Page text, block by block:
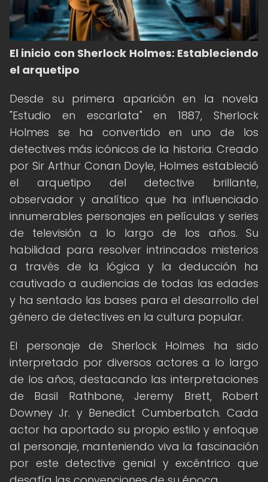
El inicio con Sherlock Holmes: Estableciendo
el arquetipo
Desde su primera aparición en la novela
"Estudio en escarlata" en 1887, Sherlock
Holmes se ha convertido en uno de los
detectives más icónicos de la historia. Creado
por Sir Arthur Conan Doyle, Holmes estableció
el arquetipo del detective brillante,
observador y analítico que ha influenciado
innumerables personajes en películas y series
de televisión a lo largo de los años. Su
habilidad para resolver intrincados misterios
a través de la lógica y la deducción ha
cautivado a audiencias de todas las edades
y ha sentado las bases para el desarrollo del
género de detectives en la cultura popular.
El personaje de Sherlock Holmes ha sido
interpretado por diversos actores a lo largo
de los años, destacando las interpretaciones
de Basil Rathbone, Jeremy Brett, Robert
Downey Jr. y Benedict Cumberbatch. Cada
actor ha aportado su propio estilo y enfoque
al personaje, manteniendo viva la fascinación
por este detective genial y excéntrico que